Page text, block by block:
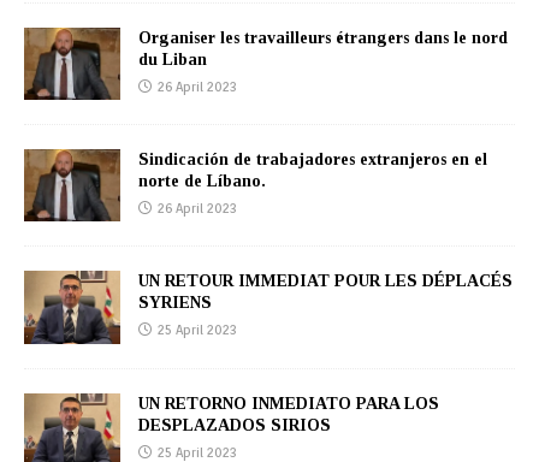
Organiser les travailleurs étrangers dans le nord
du Liban
26 April 2023
Sindicación de trabajadores extranjeros en el
norte de Líbano.
26 April 2023
UN RETOUR IMMEDIAT POUR LES DÉPLACÉS
SYRIENS
25 April 2023
UN RETORNO INMEDIATO PARA LOS
DESPLAZADOS SIRIOS
25 April 2023